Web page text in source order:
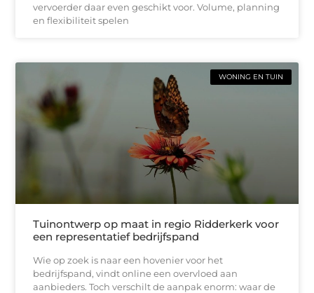
vervoerder daar even geschikt voor. Volume, planning
en flexibiliteit spelen
WONING EN TUIN
Tuinontwerp op maat in regio Ridderkerk voor
een representatief bedrijfspand
Wie op zoek is naar een hovenier voor het
bedrijfspand, vindt online een overvloed aan
aanbieders. Toch verschilt de aanpak enorm: waar de